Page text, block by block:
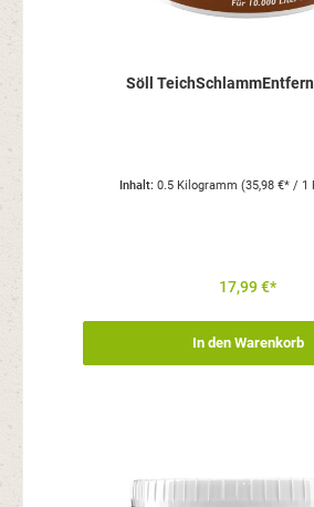
Söll
Inhalt: 0.5 Kilogramm (35,98 €* / 1
17,99 €*
In den Warenkorb